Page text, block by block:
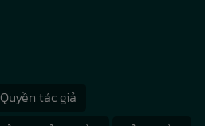
Quyền tác giả